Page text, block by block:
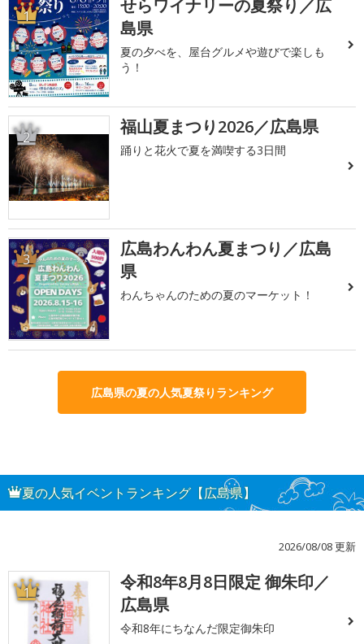
1
せらワイナリーの夏祭り／広
島県
夏の夕べを、屋台グルメや遊びで楽しも
う！
2 福山夏まつり2026／広島県
踊りと花火で夏を満喫する3日間
3
広島わんわん夏まつり／広島
県
わんちゃんのための夏のマーケット！
広島県の夏の人気夏祭りランキング
夏の人気イベントランキング【広島県】
2026/08/08 更新
1
令和8年8月8日限定 御朱印／
広島県
令和8年にちなんだ限定御朱印